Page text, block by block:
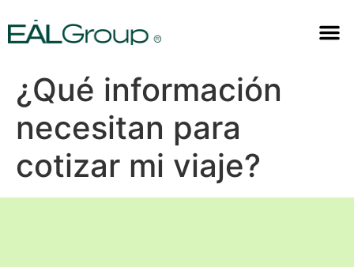
¿Qué información
necesitan para
cotizar mi viaje?